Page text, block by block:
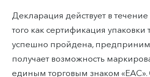
Декларация действует в течение
того как сертификация упаковки
успешно пройдена,
получает возможность
единым торговым знаком «ЕАС».